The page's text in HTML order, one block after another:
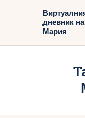
дневник на
Мария